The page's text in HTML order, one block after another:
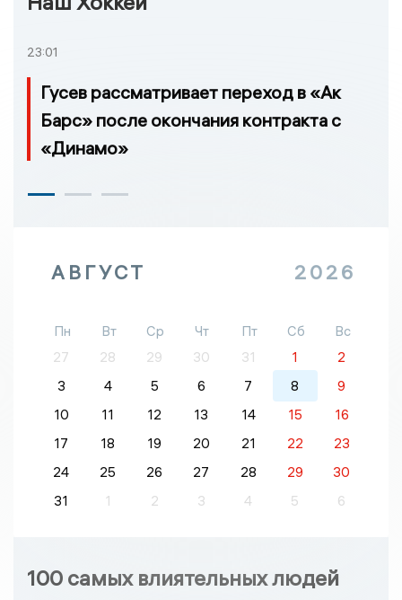
23:01
Гусев рассматривает переход в «Ак
Барс» после окончания контракта с
«Динамо»
АВГУСТ 2026
Пн Вт Ср Чт Пт Сб
Вс
27
28 29 30 31 1
2
3
4 5 6 7 8
9
10
11 12 13 14 15
16
17
18 19 20 21 22
23
24
25 26 27 28 29
30
31
1 2 3 4 5 6
100 самых влиятельных людей